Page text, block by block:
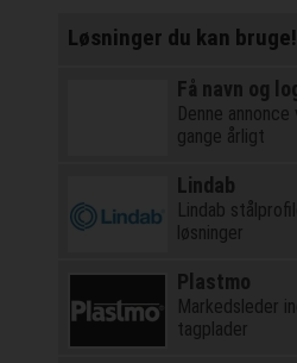
Løsninger du kan bruge!
Få navn og
Denne
gange årligt
Lindab
Lindab
løsninger
Plastmo
Markedsleder
tagplader